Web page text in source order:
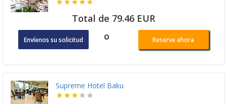
Total de 79.46 EUR
Envíenos su solicitud o Reserve ahora
Supreme Hotel Baku